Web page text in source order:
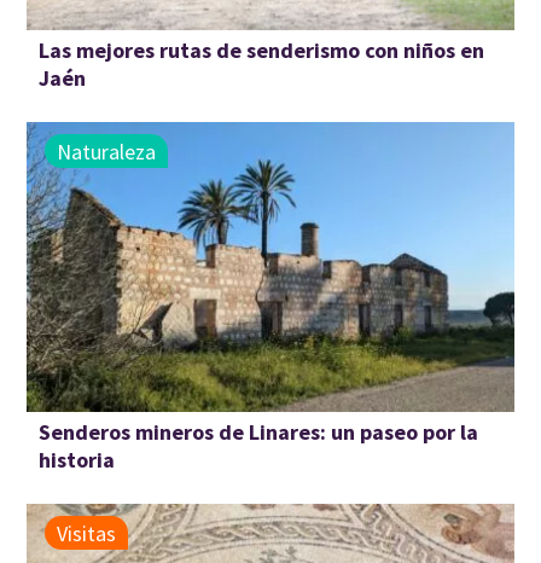
Las mejores rutas de senderismo con niños en
Jaén
Senderos mineros de Linares: un paseo por la
historia
Naturaleza
Visitas